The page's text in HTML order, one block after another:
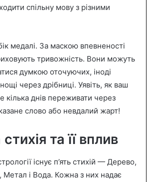
спільну мову з різними
медалі. За маскою впевненості
тривожність. Вони можуть
думкою оточуючих, іноді
через дрібниці. Уявіть, як ваш
днів переживати через
слово або невдалий жарт!
та її вплив
існує п’ять стихій — Дерево,
і Вода. Кожна з них надає